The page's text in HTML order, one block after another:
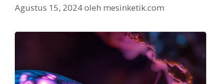
Agustus 15, 2024oleh mesinketik.com